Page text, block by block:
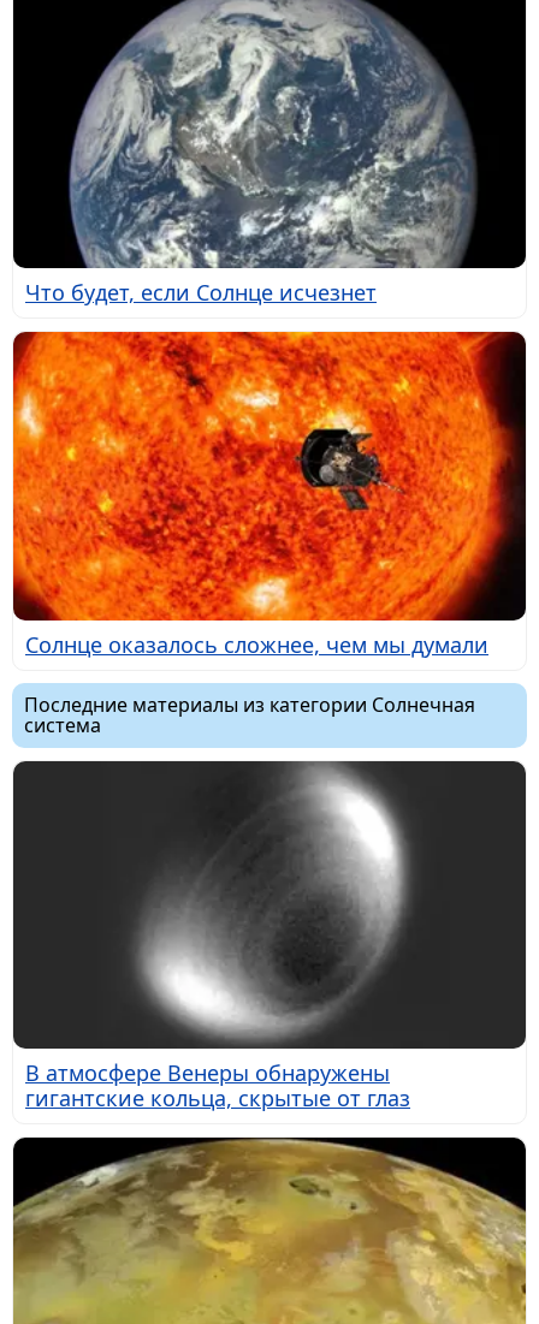
Что будет, если Солнце исчезнет
Солнце оказалось сложнее, чем мы думали
Последние материалы из категории Солнечная
система
В атмосфере Венеры обнаружены
гигантские кольца, скрытые от глаз